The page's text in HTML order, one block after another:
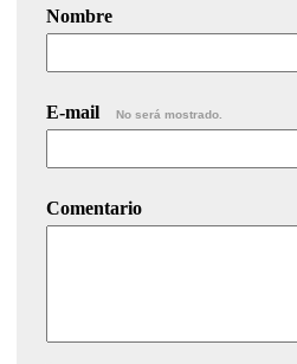
Nombre
E-mail No será mostrado.
Comentario